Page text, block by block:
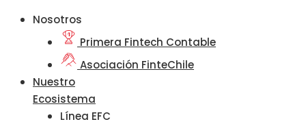
Nosotros
Primera Fintech Contable
Asociación FinteChile
Nuestro
Ecosistema
Línea EFC